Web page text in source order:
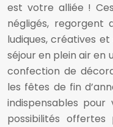
est votre alliée !
négligés, regorgent
ludiques, créatives
séjour en plein air en
confection de
les fêtes de fin
indispensables
possibilités